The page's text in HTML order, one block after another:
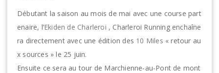
Débutant la saison au mois de mai avec une course part
enaire, l’Ekiden de Charleroi , Charleroi Running enchaîne
ra directement avec une édition des 10 Miles « retour au
x sources » le 25 juin.
Ensuite ce sera au tour de Marchienne-au-Pont de mont